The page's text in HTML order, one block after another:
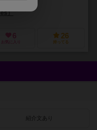
）
パイゾ出版（Paizo
6
お気に入り
26
持ってる
紹介文あり